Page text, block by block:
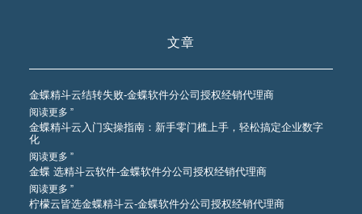
文章
金蝶精斗云结转失败-金蝶软件分公司授权经销代理商
阅读更多 ”
金蝶精斗云入门实操指南：新手零门槛上手，轻松搞定企业数字
化
阅读更多 ”
金蝶 选精斗云软件-金蝶软件分公司授权经销代理商
阅读更多 ”
柠檬云皆选金蝶精斗云-金蝶软件分公司授权经销代理商